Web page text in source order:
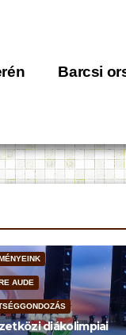
Barcsi
AUDE
diákolimpiai